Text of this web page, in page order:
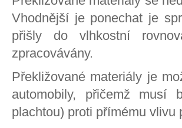
Vhodnější je ponechat je
přišly do vlhkostní
zpracovávány.
Překližované materiály je
automobily, přičemž musí
plachtou) proti přímému